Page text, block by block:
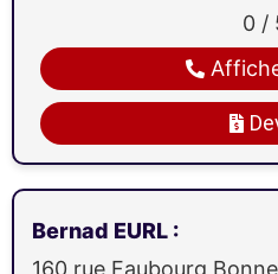
0 /
Bernad EURL :
160 rue Faubourg